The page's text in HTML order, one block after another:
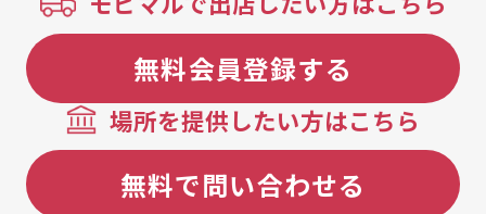
無料会員登録する
場所を提供したい方はこちら
無料で問い合わせる